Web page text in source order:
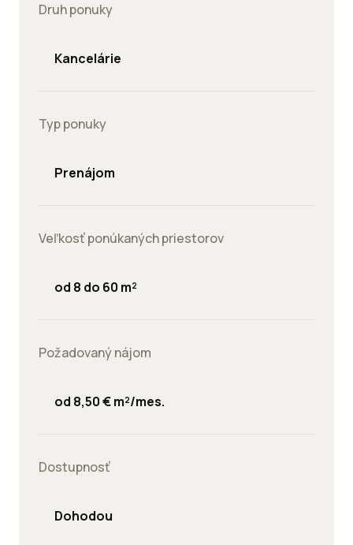
Druh ponuky
Kancelárie
Typ ponuky
Prenájom
Veľkosť ponúkaných priestorov
od 8 do 60 m²
Požadovaný nájom
od 8,50 € m²/mes.
Dostupnosť
Dohodou